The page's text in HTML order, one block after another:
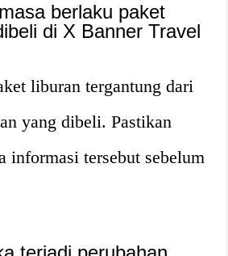
berlaku paket
di X Banner Travel
liburan tergantung dari
yang dibeli. Pastikan
informasi tersebut sebelum